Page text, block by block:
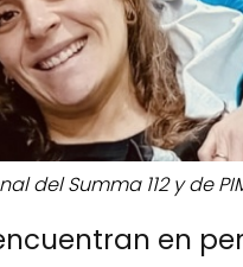
del Summa 112 y de
en